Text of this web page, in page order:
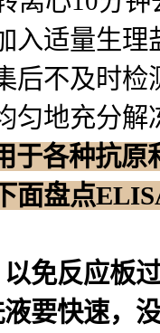
入适量生
后不及时
匀地充分解
于各种抗
面盘点
免反应板
要快速，